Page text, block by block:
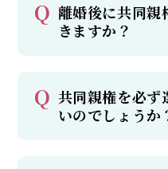
離婚後に共同親
きますか？
共同親権を必ず
いのでしょうか